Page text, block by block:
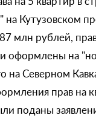
на Кутузовском
млн рублей,
оформлены на
на Северном
прав на
поданы